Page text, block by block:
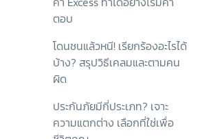
ใจดีแล้ว ข้าพเจ้าให้ความยินยอมหรือปฏิเสธ
มในเอกสารนี้ด้วยความสมัครใจ
ถอนความยินยอมนี้เสียเมื่อใดก็ได้ เว้นแต่
กัดสิทธิตามกฎหมายหรือยังมีสัญญา
กับสถาบันที่ให้ประโยชน์แก่ข้าพเจ้าอยู่
รไม่ให้ความยินยอมจะมีผลทำให้ข้าพเจ้า
าจได้รับความสะดวกในการใช้บริการน้อย
ไม่สามารถเข้าถึงฟังก์ชันการใช้งานบาง
ตอบ
โดนชนแล้วหนี! เรียกร้องอะไรได้
บ้าง? สรุปวิธีเคลมและตามคน
ผิด
ประกันภัยมีกี่ประเภท? เจาะ
ความแตกต่าง เลือกที่ใช่เพื่อ